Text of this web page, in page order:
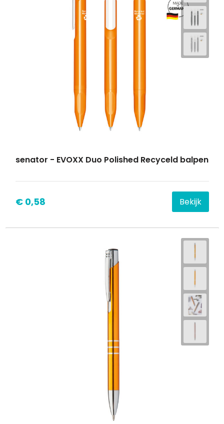
senator - EVOXX Duo Polished Recyceld balpen
€ 0,58 Bekijk